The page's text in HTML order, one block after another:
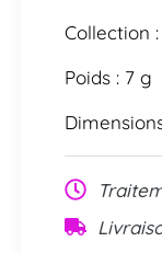
Collection :
Poids : 7 g